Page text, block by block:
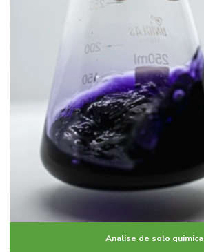
Analise de solo quimica